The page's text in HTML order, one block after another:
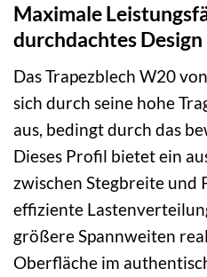
Maximale
durchdachtes
Das Trapezblech W20
sich durch seine hohe
aus, bedingt durch das
Dieses Profil bietet ein
zwischen Stegbreite und
effiziente
größere Spannweiten
Oberfläche im